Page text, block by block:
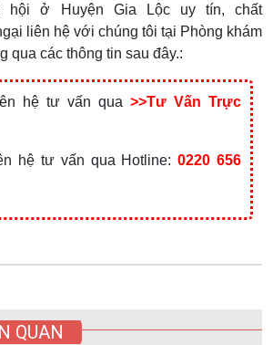
hội ở Huyện Gia Lộc uy tín, chất
liên hệ với chúng tôi tại Phòng khám
qua các thông tin sau đây.:
hệ tư vấn qua >>Tư Vấn Trực
hệ tư vấn qua Hotline:0220 656
QUAN